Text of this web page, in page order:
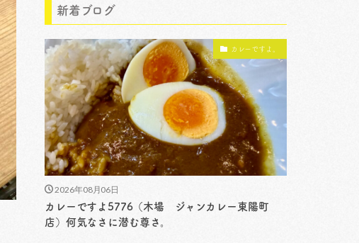
新着ブログ
カレーですよ。
2026年08月06日
カレーですよ5776（木場 ジャンカレー東陽町
店）何気なさに潜む尊さ。